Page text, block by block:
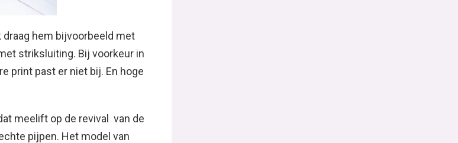
draag hem bijvoorbeeld met
striksluiting. Bij voorkeur in
print past er niet bij. En hoge
meelift op de revival van de
pijpen. Het model van